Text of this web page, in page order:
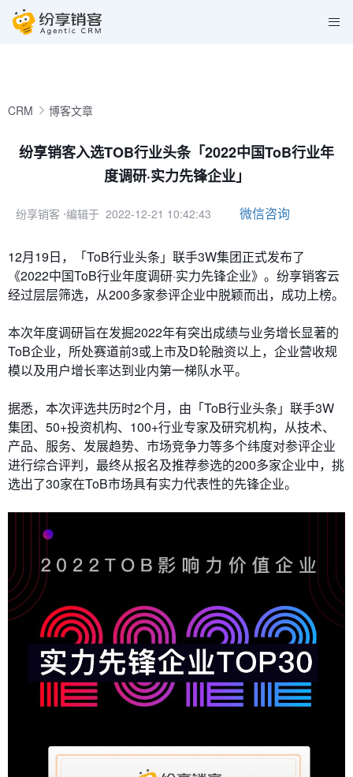
CRM 博客文章
纷享销客入选TOB行业头条「2022中国ToB行业年
度调研·实力先锋企业」
纷享销客 ⋅编辑于 2022-12-21 10:42:43 微信咨询
12月19日，「ToB行业头条」联手3W集团正式发布了
《2022中国ToB行业年度调研·实力先锋企业》。纷享销客云
经过层层筛选，从200多家参评企业中脱颖而出，成功上榜。
本次年度调研旨在发掘2022年有突出成绩与业务增长显著的
ToB企业，所处赛道前3或上市及D轮融资以上，企业营收规
模以及用户增长率达到业内第一梯队水平。
据悉，本次评选共历时2个月，由「ToB行业头条」联手3W
集团、50+投资机构、100+行业专家及研究机构，从技术、
产品、服务、发展趋势、市场竞争力等多个纬度对参评企业
进行综合评判，最终从报名及推荐参选的200多家企业中，挑
选出了30家在ToB市场具有实力代表性的先锋企业。